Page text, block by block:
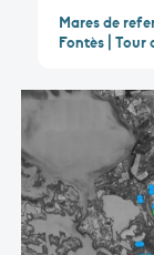
Mares de
Fontès | Tour